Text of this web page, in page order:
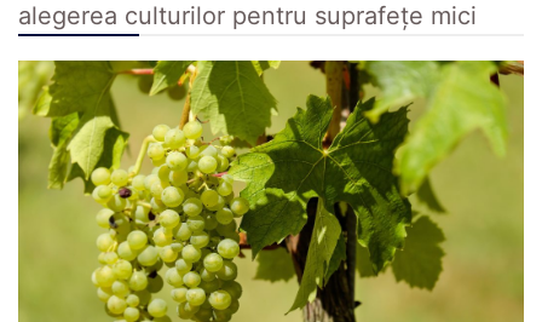
alegerea culturilor pentru suprafețe mici